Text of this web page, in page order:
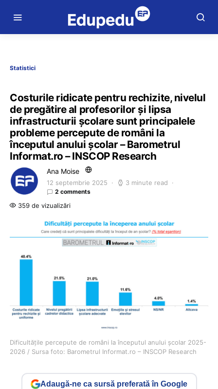
Statistici
Costurile ridicate pentru rechizite, nivelul
de pregătire al profesorilor și lipsa
infrastructurii școlare sunt principalele
probleme percepute de români la
începutul anului școlar – Barometrul
Informat.ro – INSCOP Research
Ana Moise
12 septembrie 2025 3 minute read
2 comments
359 de vizualizări
Dificultățile percepute de români la începutul anului școlar 2025-
2026 / Sursa foto: Barometrul Informat.ro – INSCOP Research
Adaugă-ne ca sursă preferată în Google